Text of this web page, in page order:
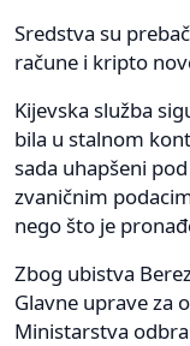
Sredstva su
račune i kripto
Kijevska služba
bila u stalnom
sada uhapšeni
zvaničnim
nego što je
Zbog ubistva
Glavne uprave za
Ministarstva